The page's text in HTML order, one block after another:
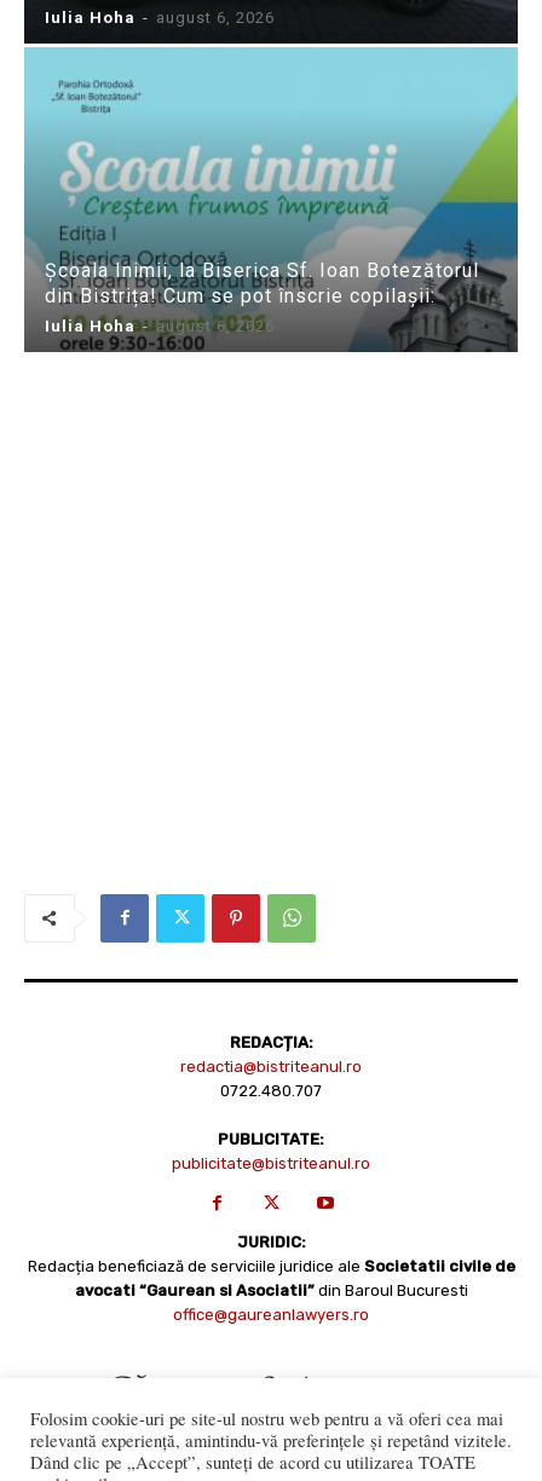
Iulia Hoha - august 6, 2026
Școala Inimii, la Biserica Sf. Ioan Botezătorul
din Bistrița! Cum se pot înscrie copilașii:
Iulia Hoha - august 6, 2026
REDACȚIA:
redactia@bistriteanul.ro
0722.480.707
PUBLICITATE:
publicitate@bistriteanul.ro
JURIDIC:
Redacția beneficiază de serviciile juridice ale Societatii civile de
avocati “Gaurean si Asociatii” din Baroul Bucuresti
office@gaureanlawyers.ro
Folosim cookie-uri pe site-ul nostru web pentru a vă oferi cea mai
relevantă experiență, amintindu-vă preferințele și repetând vizitele.
Dând clic pe „Accept”, sunteți de acord cu utilizarea TOATE